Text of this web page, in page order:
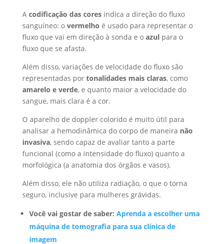
A codificação das coresindica a direção do fluxo
sanguíneo: o vermelho é usado para representar o
fluxo que vai em direção à sonda e o azulpara o
fluxo que se afasta.
Além disso, variações de velocidade do fluxo são
representadas por tonalidades mais claras, como
amarelo e verde, e quanto maior a velocidade do
sangue, mais clara é a cor.
O aparelho de doppler colorido é muito útil para
analisar a hemodinâmica do corpo de maneira não
invasiva, sendo capaz de avaliar tanto a parte
funcional (como a intensidade do fluxo) quanto a
morfológica (a anatomia dos órgãos e vasos).
Além disso, ele não utiliza radiação, o que o torna
seguro, inclusive para mulheres grávidas.
Você vai gostar de saber: Aprenda a escolher uma
máquina de tomografia para sua clínica de
imagem